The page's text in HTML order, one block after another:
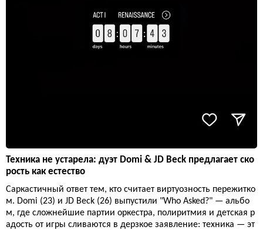
Техника не устарела: дуэт Domi & JD Beck предлагает ско
рость как естество
Саркастичный ответ тем, кто считает виртуозность пережитко
м. Domi (23) и JD Beck (26) выпустили "Who Asked?" — альбо
м, где сложнейшие партии оркестра, полиритмия и детская р
адость от игры сливаются в дерзкое заявление: техника — эт